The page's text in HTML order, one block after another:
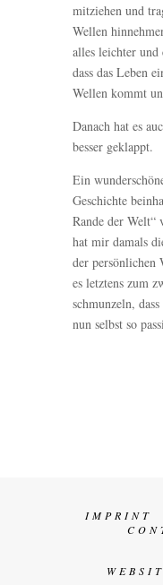
mitziehen und
Wellen
alles leichter und
dass das Leben
Wellen kommt
Danach hat es
besser geklappt.
Ein
Geschichte
Rande der Welt“
hat mir damals
der persönlichen
es letztens zum
schmunzeln,
nun selbst so
IMPRINT